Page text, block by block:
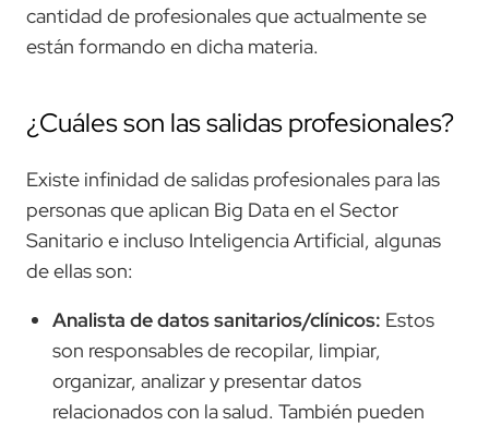
cantidad de profesionales que actualmente se
están formando en dicha materia.
¿Cuáles son las salidas profesionales?
Existe infinidad de salidas profesionales para las
personas que aplican Big Data en el Sector
Sanitario e incluso Inteligencia Artificial, algunas
de ellas son:
Analista de datos sanitarios/clínicos: Estos
son responsables de recopilar, limpiar,
organizar, analizar y presentar datos
relacionados con la salud. También pueden